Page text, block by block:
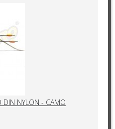
DIN NYLON - CAMO